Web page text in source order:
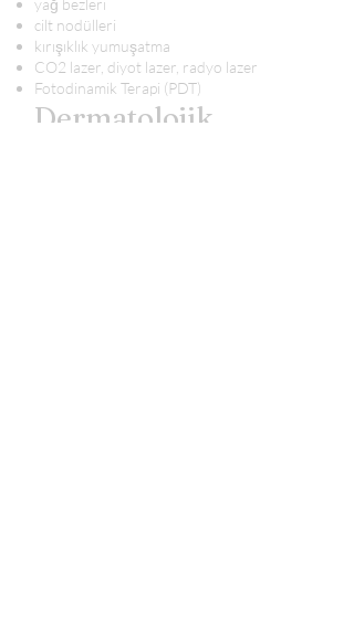
yağ bezleri
cilt nodülleri
kırışıklık yumuşatma
CO2 lazer, diyot lazer, radyo lazer
Fotodinamik Terapi (PDT)
Dermatolojik